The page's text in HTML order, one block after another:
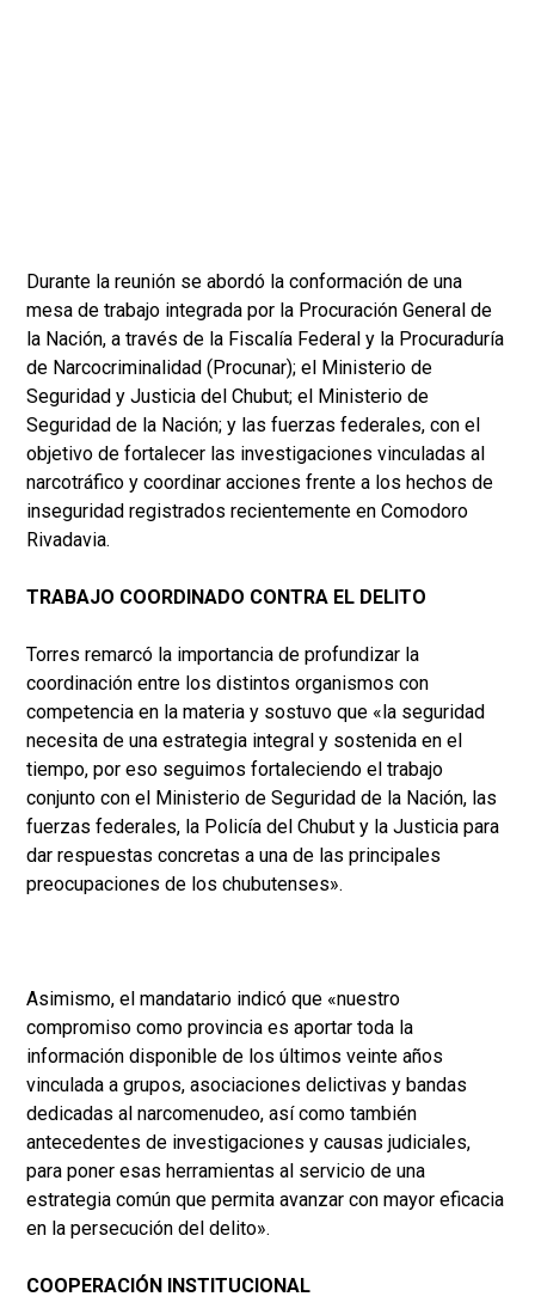
Durante la reunión se abordó la conformación de una
mesa de trabajo integrada por la Procuración General de
la Nación, a través de la Fiscalía Federal y la Procuraduría
de Narcocriminalidad (Procunar); el Ministerio de
Seguridad y Justicia del Chubut; el Ministerio de
Seguridad de la Nación; y las fuerzas federales, con el
objetivo de fortalecer las investigaciones vinculadas al
narcotráfico y coordinar acciones frente a los hechos de
inseguridad registrados recientemente en Comodoro
Rivadavia.
TRABAJO COORDINADO CONTRA EL DELITO
Torres remarcó la importancia de profundizar la
coordinación entre los distintos organismos con
competencia en la materia y sostuvo que «la seguridad
necesita de una estrategia integral y sostenida en el
tiempo, por eso seguimos fortaleciendo el trabajo
conjunto con el Ministerio de Seguridad de la Nación, las
fuerzas federales, la Policía del Chubut y la Justicia para
dar respuestas concretas a una de las principales
preocupaciones de los chubutenses».
Asimismo, el mandatario indicó que «nuestro
compromiso como provincia es aportar toda la
información disponible de los últimos veinte años
vinculada a grupos, asociaciones delictivas y bandas
dedicadas al narcomenudeo, así como también
antecedentes de investigaciones y causas judiciales,
para poner esas herramientas al servicio de una
estrategia común que permita avanzar con mayor eficacia
en la persecución del delito».
COOPERACIÓN INSTITUCIONAL